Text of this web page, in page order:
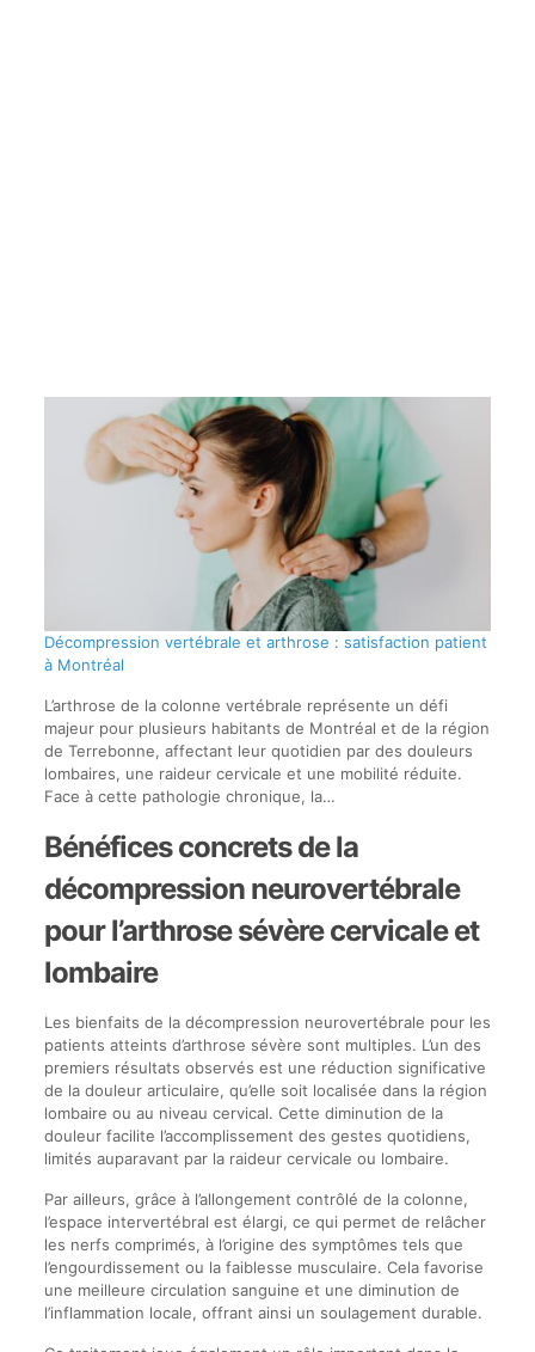
Décompression vertébrale et arthrose : satisfaction patient
à Montréal
L’arthrose de la colonne vertébrale représente un défi
majeur pour plusieurs habitants de Montréal et de la région
de Terrebonne, affectant leur quotidien par des douleurs
lombaires, une raideur cervicale et une mobilité réduite.
Face à cette pathologie chronique, la…
Bénéfices concrets de la
décompression neurovertébrale
pour l’arthrose sévère cervicale et
lombaire
Les bienfaits de la décompression neurovertébrale pour les
patients atteints d’arthrose sévère sont multiples. L’un des
premiers résultats observés est une réduction significative
de la douleur articulaire, qu’elle soit localisée dans la région
lombaire ou au niveau cervical. Cette diminution de la
douleur facilite l’accomplissement des gestes quotidiens,
limités auparavant par la raideur cervicale ou lombaire.
Par ailleurs, grâce à l’allongement contrôlé de la colonne,
l’espace intervertébral est élargi, ce qui permet de relâcher
les nerfs comprimés, à l’origine des symptômes tels que
l’engourdissement ou la faiblesse musculaire. Cela favorise
une meilleure circulation sanguine et une diminution de
l’inflammation locale, offrant ainsi un soulagement durable.